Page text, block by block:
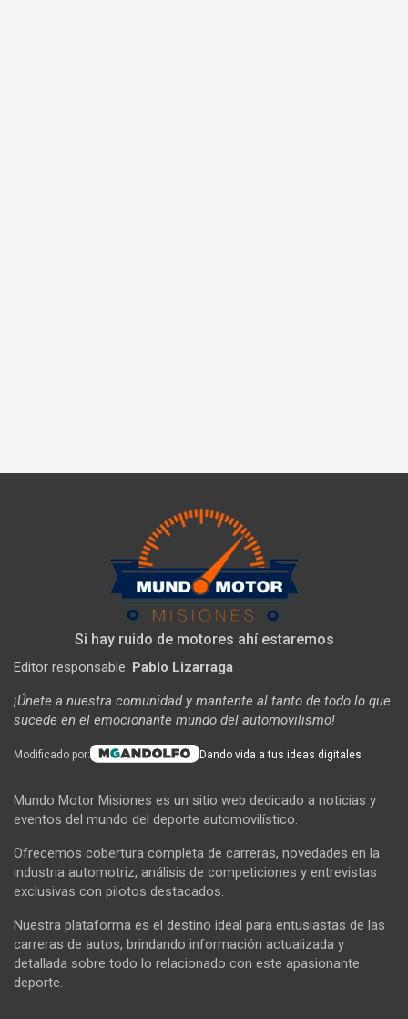
Si hay ruido de motores ahí estaremos
Editor responsable: Pablo Lizarraga
¡Únete a nuestra comunidad y mantente al tanto de todo lo que
sucede en el emocionante mundo del automovilismo!
Modificado por: Dando vida a tus ideas digitales
Mundo Motor Misiones es un sitio web dedicado a noticias y
eventos del mundo del deporte automovilístico.
Ofrecemos cobertura completa de carreras, novedades en la
industria automotriz, análisis de competiciones y entrevistas
exclusivas con pilotos destacados.
Nuestra plataforma es el destino ideal para entusiastas de las
carreras de autos, brindando información actualizada y
detallada sobre todo lo relacionado con este apasionante
deporte.